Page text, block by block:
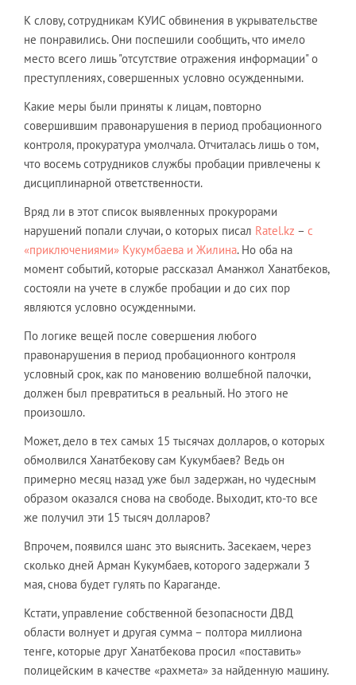
К слову, сотрудникам КУИС обвинения в укрывательстве
не понравились. Они поспешили сообщить, что имело
место всего лишь "отсутствие отражения информации" о
преступлениях, совершенных условно осужденными.
Какие меры были приняты к лицам, повторно
совершившим правонарушения в период пробационного
контроля, прокуратура умолчала. Отчиталась лишь о том,
что восемь сотрудников службы пробации привлечены к
дисциплинарной ответственности.
Вряд ли в этот список выявленных прокурорами
нарушений попали случаи, о которых писал Ratel.kz – с
«приключениями» Кукумбаева и Жилина. Но оба на
момент событий, которые рассказал Аманжол Ханатбеков,
состояли на учете в службе пробации и до сих пор
являются условно осужденными.
По логике вещей после совершения любого
правонарушения в период пробационного контроля
условный срок, как по мановению волшебной палочки,
должен был превратиться в реальный. Но этого не
произошло.
Может, дело в тех самых 15 тысячах долларов, о которых
обмолвился Ханатбекову сам Кукумбаев? Ведь он
примерно месяц назад уже был задержан, но чудесным
образом оказался снова на свободе. Выходит, кто-то все
же получил эти 15 тысяч долларов?
Впрочем, появился шанс это выяснить. Засекаем, через
сколько дней Арман Кукумбаев, которого задержали 3
мая, снова будет гулять по Караганде.
Кстати, управление собственной безопасности ДВД
области волнует и другая сумма – полтора миллиона
тенге, которые друг Ханатбекова просил «поставить»
полицейским в качестве «рахмета» за найденную машину.